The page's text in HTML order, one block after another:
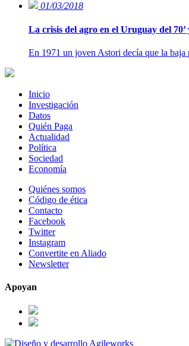
01/03/2018
La crisis del agro en el Uruguay del 70’
En 1971 un joven Astori decía que la
Inicio
Investigación
Datos
Quién Paga
Actualidad
Política
Sociedad
Economía
Quiénes somos
Código de ética
Contacto
Facebook
Twitter
Instagram
Convertite en Aliado
Newsletter
Apoyan